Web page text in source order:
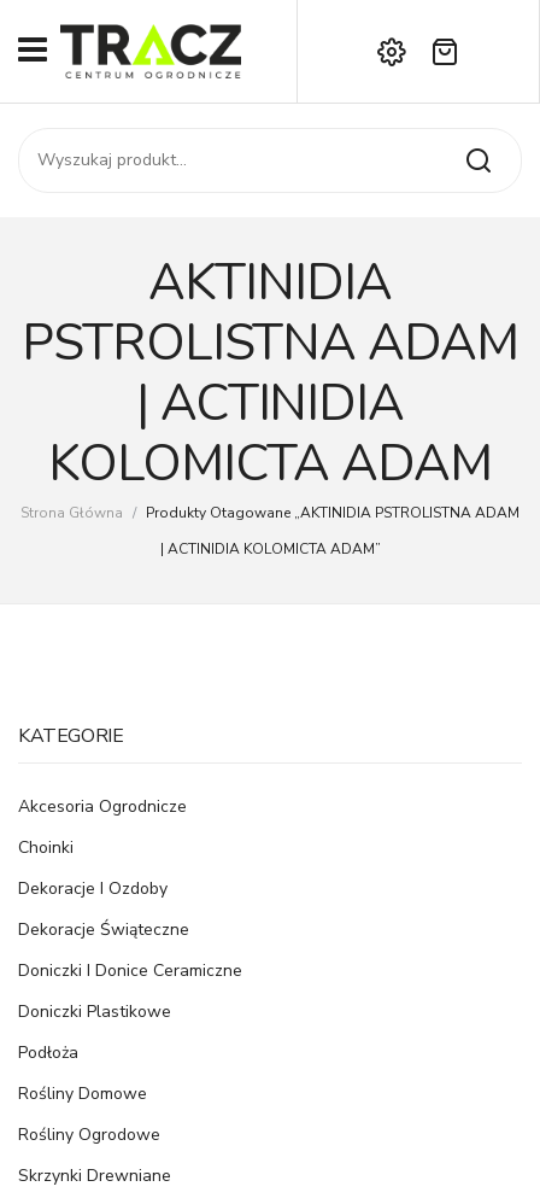
START
SKLEP
KONTAKT
Kontakt
Brak produktów w koszyku.
AKTINIDIA
PSTROLISTNA ADAM
| ACTINIDIA
KOLOMICTA ADAM
Strona Główna / Produkty Otagowane „AKTINIDIA PSTROLISTNA ADAM
| ACTINIDIA KOLOMICTA ADAM”
KATEGORIE
Akcesoria Ogrodnicze
Choinki
Dekoracje I Ozdoby
Dekoracje Świąteczne
Doniczki I Donice Ceramiczne
Doniczki Plastikowe
Podłoża
Rośliny Domowe
Rośliny Ogrodowe
Skrzynki Drewniane